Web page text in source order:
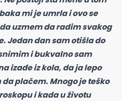
mi je umrla i ovo se
uzmem da radim svakog
Jedan dan sam otišla do
i bukvalno sam
izađe iz kola, da ja lepo
plačem. Mnogo je teško
i kada u životu